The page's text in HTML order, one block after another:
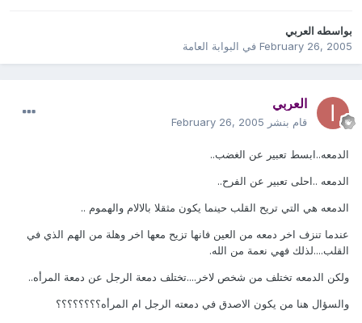
بواسطه العربي
February 26, 2005في البوابة العامة
العربي
قام بنشر February 26, 2005
الدمعه..ابسط تعبير عن الغضب..
الدمعه ..احلى تعبير عن الفرح..
الدمعه هي التي تريح القلب حينما يكون مثقلا بالالام والهموم ..
عندما تنزف اخر دمعه من العين فانها تزيح معها اخر وهلة من الهم الذي في
القلب....لذلك فهي نعمة من الله.
ولكن الدمعه تختلف من شخص لاخر....تختلف دمعة الرجل عن دمعة المرأه..
والسؤال هنا من يكون الاصدق في دمعته الرجل ام المرأه؟؟؟؟؟؟؟؟